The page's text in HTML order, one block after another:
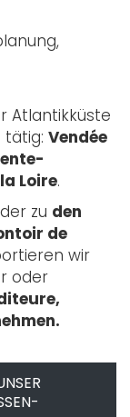
Atlantikküste
tätig: Vendée
Loire.
zu den
de
wir
oder
T